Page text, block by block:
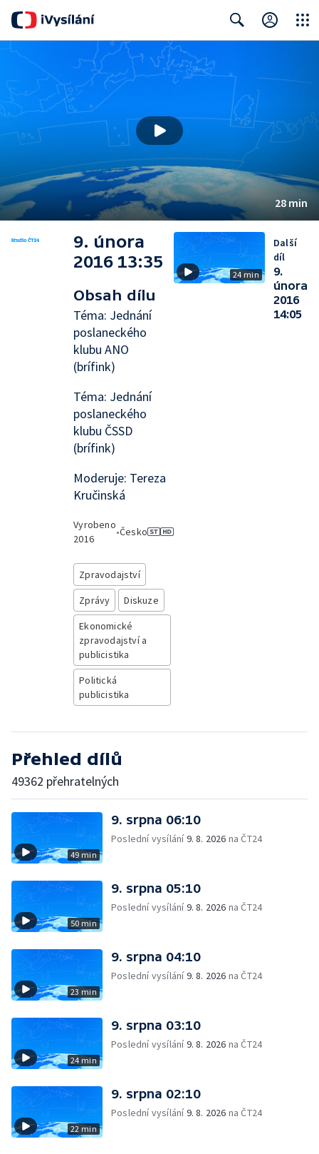
28 min
9. února
2016 13:35
Obsah dílu
Téma: Jednání
poslaneckého
klubu ANO
(brífink)
Téma: Jednání
poslaneckého
klubu ČSSD
(brífink)
Moderuje: Tereza
Kručinská
Vyrobeno
2016
•Česko
Zpravodajství
Zprávy
Diskuze
Ekonomické
zpravodajství a
publicistika
Politická
publicistika
24 min
Další
díl
9.
února
2016
14:05
Přehled dílů
49362 přehratelných
49 min
9. srpna 06:10
Poslední vysílání9. 8. 2026 na ČT24
50 min
9. srpna 05:10
Poslední vysílání9. 8. 2026 na ČT24
23 min
9. srpna 04:10
Poslední vysílání9. 8. 2026 na ČT24
24 min
9. srpna 03:10
Poslední vysílání9. 8. 2026 na ČT24
22 min
9. srpna 02:10
Poslední vysílání9. 8. 2026 na ČT24